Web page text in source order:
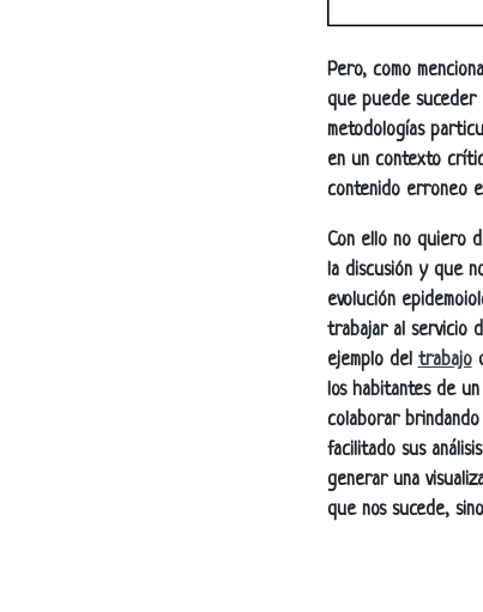
Pero, como
que puede suceder
metodologías
en un contexto
contenido erroneo
Con ello no quiero
la discusión y que
evolución
trabajar al servicio
ejemplo del trabajo
los habitantes de
colaborar
facilitado sus
generar una
que nos sucede,